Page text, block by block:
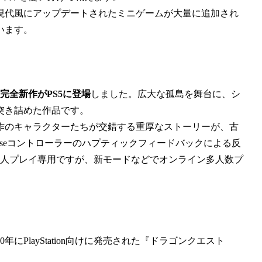
風にアップデートされたミニゲームが大量に追加され
す。
完全新作がPS5に登場しました。広大な孤島を舞台に、シ
詰めた作品です。
キャラクターたちが交錯する重厚なストーリーが、古
コントローラーのハプティックフィードバックによる反
プレイ専用ですが、新モードなどでオンライン多人数プ
にPlayStation向けに発売された『ドラゴンクエスト